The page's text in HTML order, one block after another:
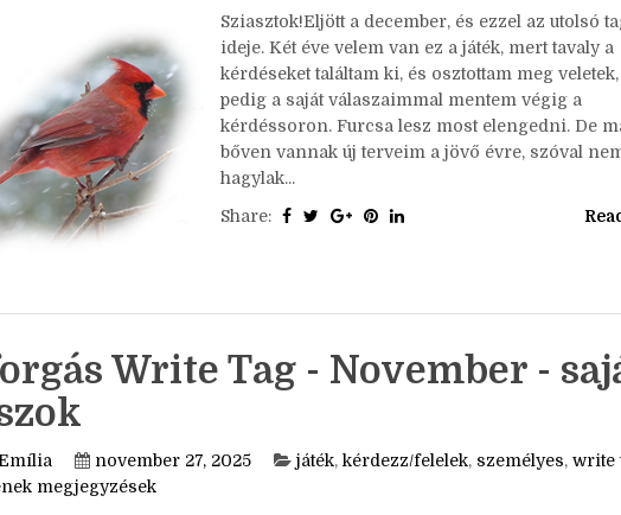
december 29, 2025 játék,kérdezz/felelek, személyes,write
megjegyzések
Sziasztok!Eljött a december, és ezzel az utolsó tag
ideje. Két éve velem van ez a játék, mert tavaly a
kérdéseket találtam ki, és osztottam meg veletek,
pedig a saját válaszaimmal mentem végig a
kérdéssoron. Furcsa lesz most elengedni. De
Write Tag - November -